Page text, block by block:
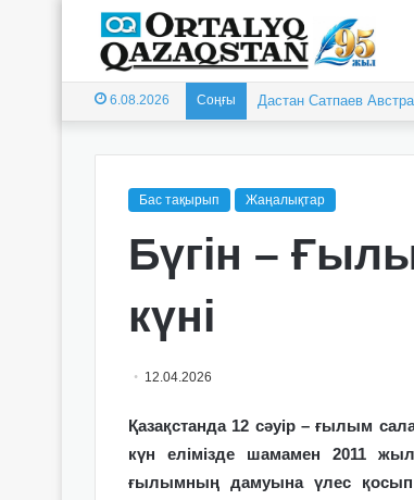
6.08.2026 Соңғы Дастан Сатпаев
Бас тақырып Жаңалықтар
Бүгін –
күні
12.04.2026
Қазақстанда 12 сәуір – ғылым
күн елімізде шамамен 2011
ғылымның дамуына үлес қосып